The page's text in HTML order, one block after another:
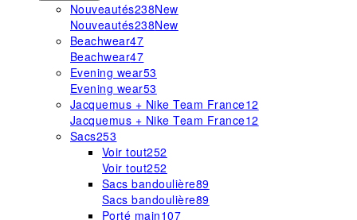
Nouveautés238New
Nouveautés238New
Beachwear47
Beachwear47
Evening wear53
Evening wear53
Jacquemus + Nike Team France12
Jacquemus + Nike Team France12
Sacs253
Voir tout252
Voir tout252
Sacs bandoulière89
Sacs bandoulière89
Porté main107